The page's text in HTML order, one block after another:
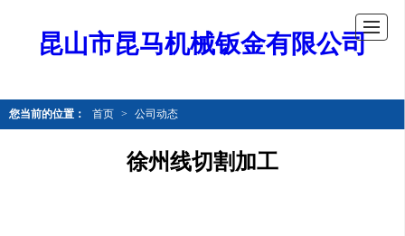
昆山市昆马机械钣金有限公司
您当前的位置： 首页 > 公司动态
徐州线切割加工